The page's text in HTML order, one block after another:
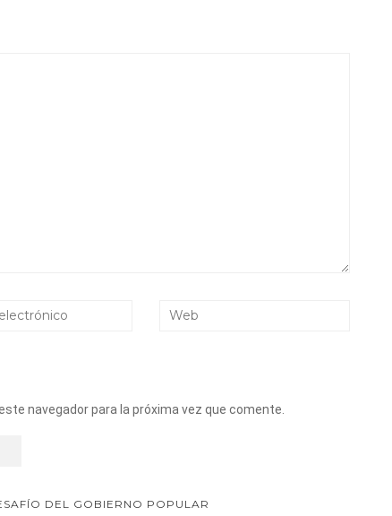
navegador para la próxima vez que comente.
DEL GOBIERNO POPULAR